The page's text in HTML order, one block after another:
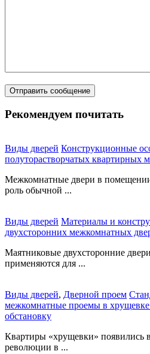
Рекомендуем почитать
Виды дверей Конструкционные
полуторастворчатых квартирных
Межкомнатные двери в помещении
роль обычной ...
Виды дверей Материалы и
двухсторонних межкомнатных
Маятниковые двухсторонние
применяются для ...
Виды дверей, Дверной проем
межкомнатные проемы в
обстановку
Квартиры «хрущевки» появились
революции в ...